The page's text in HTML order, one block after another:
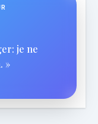
je ne
»